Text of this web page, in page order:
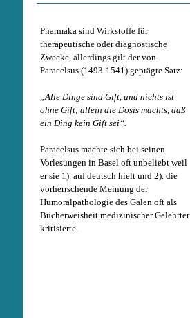
Pharmaka sind Wirkstoffe für
therapeutische oder diagnostische
Zwecke, allerdings gilt der von
Paracelsus (1493-1541) geprägte Satz:
„Alle Dinge sind Gift, und nichts ist
ohne Gift; allein die Dosis machts, daß
ein Ding kein Gift sei“.
Paracelsus machte sich bei seinen
Vorlesungen in Basel oft unbeliebt weil
er sie 1). auf deutsch hielt und 2). die
vorherrschende Meinung der
Humoralpathologie des Galen oft als
Bücherweisheit medizinischer Gelehrter
kritisierte.